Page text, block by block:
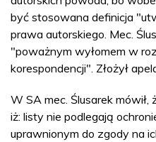
być stosowana definicja
prawa autorskiego. Mec.
"poważnym wyłomem w
korespondencji". Złożył
W SA mec. Ślusarek mówił,
iż: listy nie podlegają
uprawnionym do zgody na